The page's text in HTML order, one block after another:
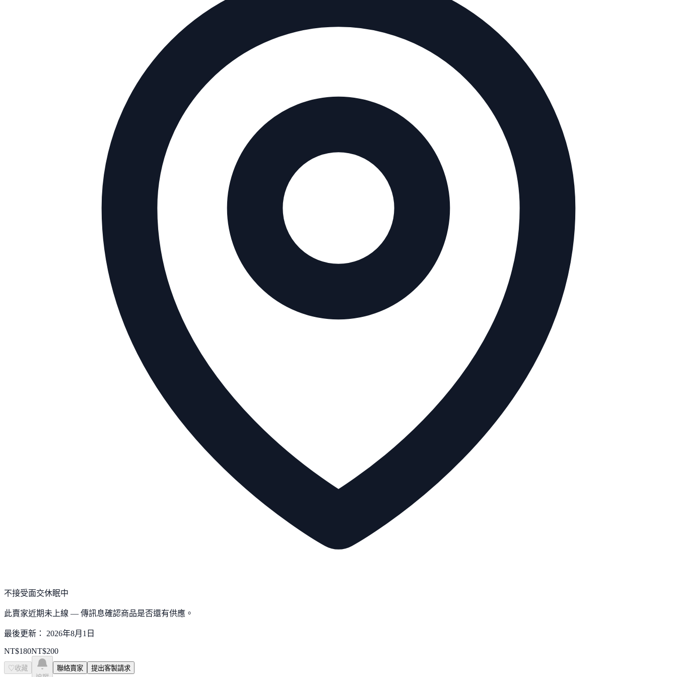
不接受面交休眠中
此賣家近期未上線 — 傳訊息確認商品是否還有供應。
最後更新： 2026年8月1日
NT$180NT$200
♡ 收藏
聯絡賣家 提出客製請求